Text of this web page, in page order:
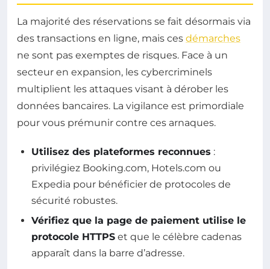
La majorité des réservations se fait désormais via
des transactions en ligne, mais ces démarches
ne sont pas exemptes de risques. Face à un
secteur en expansion, les cybercriminels
multiplient les attaques visant à dérober les
données bancaires. La vigilance est primordiale
pour vous prémunir contre ces arnaques.
Utilisez des plateformes reconnues :
privilégiez Booking.com, Hotels.com ou
Expedia pour bénéficier de protocoles de
sécurité robustes.
Vérifiez que la page de paiement utilise le
protocole HTTPS et que le célèbre cadenas
apparaît dans la barre d’adresse.